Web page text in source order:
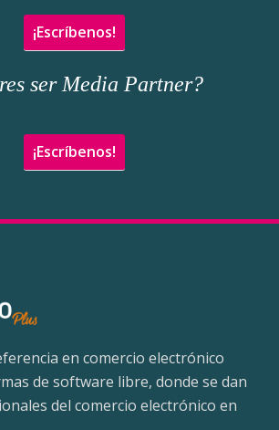
¡Escríbenos!
ser Media Partner?
¡Escríbenos!
en comercio electrónico
de software libre, donde se dan
del comercio electrónico en